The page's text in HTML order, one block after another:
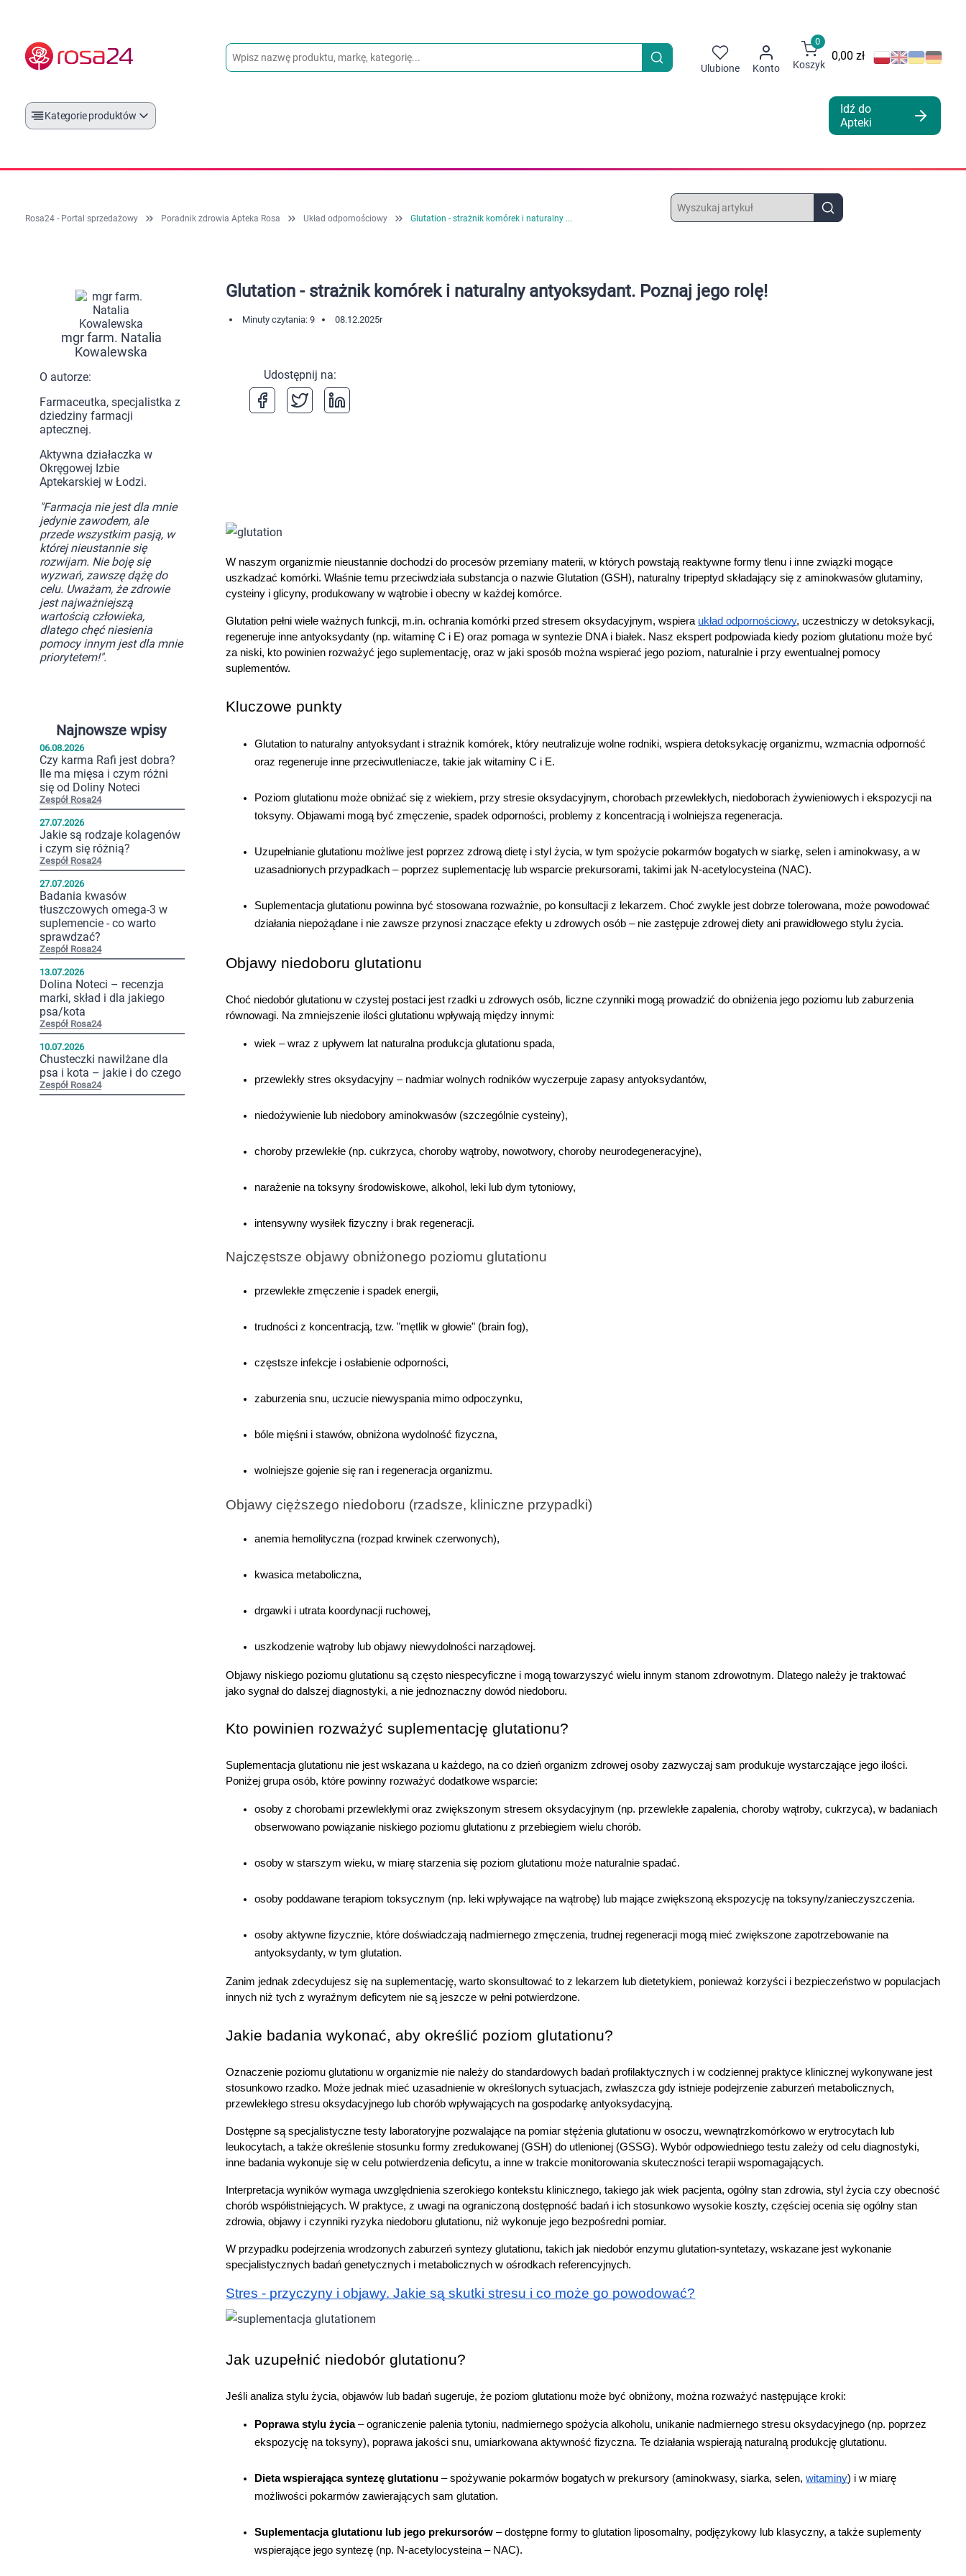
serwisu do Twoich preferencji. Więcej informacji znajdziesz w
przechowywania lub dostępu do cookies poprzez kliknięcie
wszystkich cookies klikając AKCEPTUJĘ WSZYSTKIE
Ulubione Konto
0
Koszyk
0,00 zł
Kategorie produktów
Idź do
Apteki
Rosa24 - Portal sprzedażowy Poradnik zdrowia Apteka Rosa Układ odpornościowy Glutation - strażnik komórek i naturalny ...
mgr farm. Natalia
Kowalewska
O autorze:
Farmaceutka, specjalistka z
dziedziny farmacji
aptecznej.
Aktywna działaczka w
Okręgowej Izbie
Aptekarskiej w Łodzi.
"Farmacja nie jest dla mnie
jedynie zawodem, ale
przede wszystkim pasją, w
której nieustannie się
rozwijam. Nie boję się
wyzwań, zawszę dążę do
celu. Uważam, że zdrowie
jest najważniejszą
wartością człowieka,
dlatego chęć niesienia
pomocy innym jest dla mnie
priorytetem!".
Najnowsze wpisy
06.08.2026
Czy karma Rafi jest dobra?
Ile ma mięsa i czym różni
się od Doliny Noteci
Zespół Rosa24
27.07.2026
Jakie są rodzaje kolagenów
i czym się różnią?
Zespół Rosa24
27.07.2026
Badania kwasów
tłuszczowych omega-3 w
suplemencie - co warto
sprawdzać?
Zespół Rosa24
13.07.2026
Dolina Noteci – recenzja
marki, skład i dla jakiego
psa/kota
Zespół Rosa24
10.07.2026
Chusteczki nawilżane dla
psa i kota – jakie i do czego
Zespół Rosa24
Glutation - strażnik komórek i naturalny antyoksydant. Poznaj jego rolę!
Minuty czytania: 9 08.12.2025r
Udostępnij na:
W naszym organizmie nieustannie dochodzi do procesów przemiany materii, w których powstają reaktywne formy tlenu i inne związki mogące
uszkadzać komórki. Właśnie temu przeciwdziała substancja o nazwie Glutation (GSH), naturalny tripeptyd składający się z aminokwasów glutaminy,
cysteiny i glicyny, produkowany w wątrobie i obecny w każdej komórce.
Glutation pełni wiele ważnych funkcji, m.in. ochrania komórki przed stresem oksydacyjnym, wspiera układ odpornościowy, uczestniczy w detoksykacji,
regeneruje inne antyoksydanty (np. witaminę C i E) oraz pomaga w syntezie DNA i białek. Nasz ekspert podpowiada kiedy poziom glutationu może być
za niski, kto powinien rozważyć jego suplementację, oraz w jaki sposób można wspierać jego poziom, naturalnie i przy ewentualnej pomocy
suplementów.
Kluczowe punkty
Glutation to naturalny antyoksydant i strażnik komórek, który neutralizuje wolne rodniki, wspiera detoksykację organizmu, wzmacnia odporność
oraz regeneruje inne przeciwutleniacze, takie jak witaminy C i E.
Poziom glutationu może obniżać się z wiekiem, przy stresie oksydacyjnym, chorobach przewlekłych, niedoborach żywieniowych i ekspozycji na
toksyny. Objawami mogą być zmęczenie, spadek odporności, problemy z koncentracją i wolniejsza regeneracja.
Uzupełnianie glutationu możliwe jest poprzez zdrową dietę i styl życia, w tym spożycie pokarmów bogatych w siarkę, selen i aminokwasy, a w
uzasadnionych przypadkach – poprzez suplementację lub wsparcie prekursorami, takimi jak N-acetylocysteina (NAC).
Suplementacja glutationu powinna być stosowana rozważnie, po konsultacji z lekarzem. Choć zwykle jest dobrze tolerowana, może powodować
działania niepożądane i nie zawsze przynosi znaczące efekty u zdrowych osób – nie zastępuje zdrowej diety ani prawidłowego stylu życia.
Objawy niedoboru glutationu
Choć niedobór glutationu w czystej postaci jest rzadki u zdrowych osób, liczne czynniki mogą prowadzić do obniżenia jego poziomu lub zaburzenia
równowagi. Na zmniejszenie ilości glutationu wpływają między innymi:
wiek – wraz z upływem lat naturalna produkcja glutationu spada,
przewlekły stres oksydacyjny – nadmiar wolnych rodników wyczerpuje zapasy antyoksydantów,
niedożywienie lub niedobory aminokwasów (szczególnie cysteiny),
choroby przewlekłe (np. cukrzyca, choroby wątroby, nowotwory, choroby neurodegeneracyjne),
narażenie na toksyny środowiskowe, alkohol, leki lub dym tytoniowy,
intensywny wysiłek fizyczny i brak regeneracji.
Najczęstsze objawy obniżonego poziomu glutationu
przewlekłe zmęczenie i spadek energii,
trudności z koncentracją, tzw. "mętlik w głowie" (brain fog),
częstsze infekcje i osłabienie odporności,
zaburzenia snu, uczucie niewyspania mimo odpoczynku,
bóle mięśni i stawów, obniżona wydolność fizyczna,
wolniejsze gojenie się ran i regeneracja organizmu.
Objawy cięższego niedoboru (rzadsze, kliniczne przypadki)
anemia hemolityczna (rozpad krwinek czerwonych),
kwasica metaboliczna,
drgawki i utrata koordynacji ruchowej,
uszkodzenie wątroby lub objawy niewydolności narządowej.
Objawy niskiego poziomu glutationu są często niespecyficzne i mogą towarzyszyć wielu innym stanom zdrowotnym. Dlatego należy je traktować
jako sygnał do dalszej diagnostyki, a nie jednoznaczny dowód niedoboru.
Kto powinien rozważyć suplementację glutationu?
Suplementacja glutationu nie jest wskazana u każdego, na co dzień organizm zdrowej osoby zazwyczaj sam produkuje wystarczające jego ilości.
Poniżej grupa osób, które powinny rozważyć dodatkowe wsparcie:
osoby z chorobami przewlekłymi oraz zwiększonym stresem oksydacyjnym (np. przewlekłe zapalenia, choroby wątroby, cukrzyca), w badaniach
obserwowano powiązanie niskiego poziomu glutationu z przebiegiem wielu chorób.
osoby w starszym wieku, w miarę starzenia się poziom glutationu może naturalnie spadać.
osoby poddawane terapiom toksycznym (np. leki wpływające na wątrobę) lub mające zwiększoną ekspozycję na toksyny/zanieczyszczenia.
osoby aktywne fizycznie, które doświadczają nadmiernego zmęczenia, trudnej regeneracji mogą mieć zwiększone zapotrzebowanie na
antyoksydanty, w tym glutation.
Zanim jednak zdecydujesz się na suplementację, warto skonsultować to z lekarzem lub dietetykiem, ponieważ korzyści i bezpieczeństwo w populacjach
innych niż tych z wyraźnym deficytem nie są jeszcze w pełni potwierdzone.
Jakie badania wykonać, aby określić poziom glutationu?
Oznaczenie poziomu glutationu w organizmie nie należy do standardowych badań profilaktycznych i w codziennej praktyce klinicznej wykonywane jest
stosunkowo rzadko. Może jednak mieć uzasadnienie w określonych sytuacjach, zwłaszcza gdy istnieje podejrzenie zaburzeń metabolicznych,
przewlekłego stresu oksydacyjnego lub chorób wpływających na gospodarkę antyoksydacyjną.
Dostępne są specjalistyczne testy laboratoryjne pozwalające na pomiar stężenia glutationu w osoczu, wewnątrzkomórkowo w erytrocytach lub
leukocytach, a także określenie stosunku formy zredukowanej (GSH) do utlenionej (GSSG). Wybór odpowiedniego testu zależy od celu diagnostyki,
inne badania wykonuje się w celu potwierdzenia deficytu, a inne w trakcie monitorowania skuteczności terapii wspomagających.
Interpretacja wyników wymaga uwzględnienia szerokiego kontekstu klinicznego, takiego jak wiek pacjenta, ogólny stan zdrowia, styl życia czy obecność
chorób współistniejących. W praktyce, z uwagi na ograniczoną dostępność badań i ich stosunkowo wysokie koszty, częściej ocenia się ogólny stan
zdrowia, objawy i czynniki ryzyka niedoboru glutationu, niż wykonuje jego bezpośredni pomiar.
W przypadku podejrzenia wrodzonych zaburzeń syntezy glutationu, takich jak niedobór enzymu glutation-syntetazy, wskazane jest wykonanie
specjalistycznych badań genetycznych i metabolicznych w ośrodkach referencyjnych.
Stres - przyczyny i objawy. Jakie są skutki stresu i co może go powodować?
Jak uzupełnić niedobór glutationu?
Jeśli analiza stylu życia, objawów lub badań sugeruje, że poziom glutationu może być obniżony, można rozważyć następujące kroki:
Poprawa stylu życia – ograniczenie palenia tytoniu, nadmiernego spożycia alkoholu, unikanie nadmiernego stresu oksydacyjnego (np. poprzez
ekspozycję na toksyny), poprawa jakości snu, umiarkowana aktywność fizyczna. Te działania wspierają naturalną produkcję glutationu.
Dieta wspierająca syntezę glutationu – spożywanie pokarmów bogatych w prekursory (aminokwasy, siarka, selen, witaminy) i w miarę
możliwości pokarmów zawierających sam glutation.
Suplementacja glutationu lub jego prekursorów – dostępne formy to glutation liposomalny, podjęzykowy lub klasyczny, a także suplementy
wspierające jego syntezę (np. N‑acetylocysteina – NAC).